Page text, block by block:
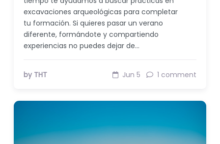
excavaciones arqueológicas para completar
tu formación. Si quieres pasar un verano
diferente, formándote y compartiendo
experiencias no puedes dejar de…
by THT Jun 5 1 comment